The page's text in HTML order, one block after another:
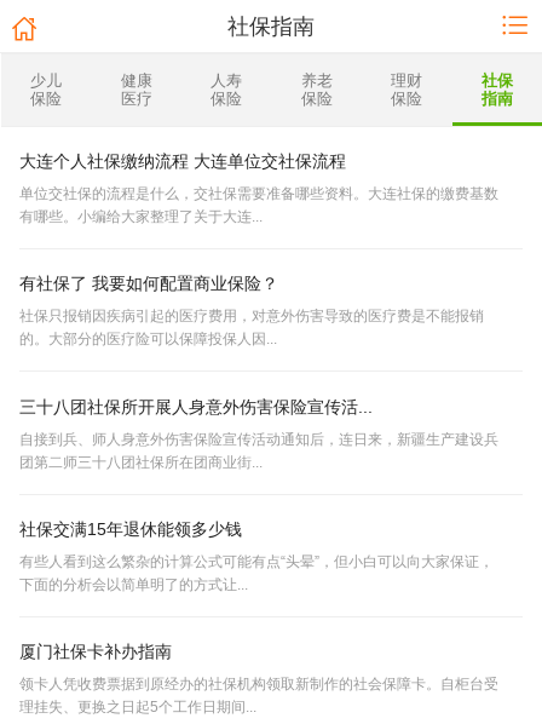
社保指南
少儿
保险
健康
医疗
人寿
保险
养老
保险
理财
保险
社保
指南
大连个人社保缴纳流程 大连单位交社保流程
单位交社保的流程是什么，交社保需要准备哪些资料。大连社保的缴费基数
有哪些。小编给大家整理了关于大连...
有社保了 我要如何配置商业保险？
社保只报销因疾病引起的医疗费用，对意外伤害导致的医疗费是不能报销
的。大部分的医疗险可以保障投保人因...
三十八团社保所开展人身意外伤害保险宣传活...
自接到兵、师人身意外伤害保险宣传活动通知后，连日来，新疆生产建设兵
团第二师三十八团社保所在团商业街...
社保交满15年退休能领多少钱
有些人看到这么繁杂的计算公式可能有点“头晕”，但小白可以向大家保证，
下面的分析会以简单明了的方式让...
厦门社保卡补办指南
领卡人凭收费票据到原经办的社保机构领取新制作的社会保障卡。自柜台受
理挂失、更换之日起5个工作日期间...